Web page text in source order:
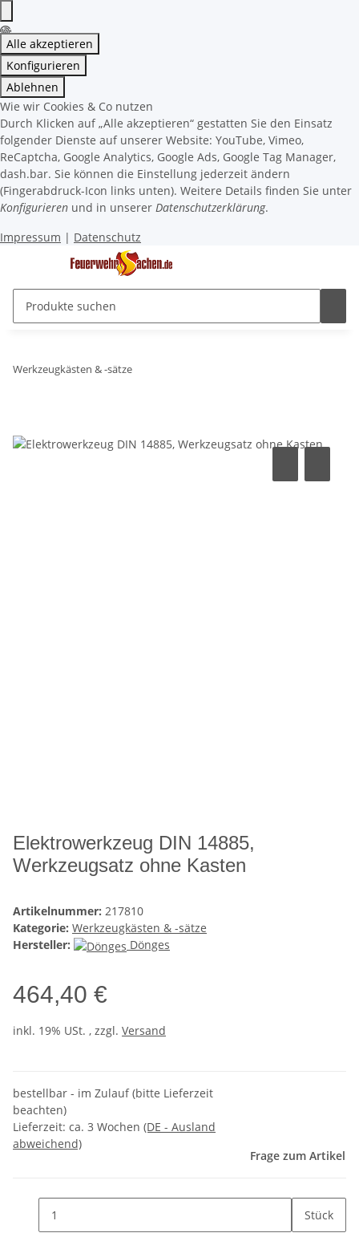
Alle akzeptieren
Konfigurieren
Ablehnen
Wie wir Cookies & Co nutzen
Durch Klicken auf „Alle akzeptieren“ gestatten Sie den Einsatz
folgender Dienste auf unserer Website: YouTube, Vimeo,
ReCaptcha, Google Analytics, Google Ads, Google Tag Manager,
dash.bar. Sie können die Einstellung jederzeit ändern
(Fingerabdruck-Icon links unten). Weitere Details finden Sie unter
Konfigurieren und in unserer Datenschutzerklärung.
Impressum | Datenschutz
Werkzeugkästen & -sätze
Elektrowerkzeug DIN 14885,
Werkzeugsatz ohne Kasten
Artikelnummer: 217810
Kategorie: Werkzeugkästen & -sätze
Hersteller:
Dönges
464,40 €
inkl. 19% USt. , zzgl. Versand
bestellbar - im Zulauf (bitte Lieferzeit
beachten)
Lieferzeit: ca. 3 Wochen (DE - Ausland
abweichend)
Frage zum Artikel
Stück